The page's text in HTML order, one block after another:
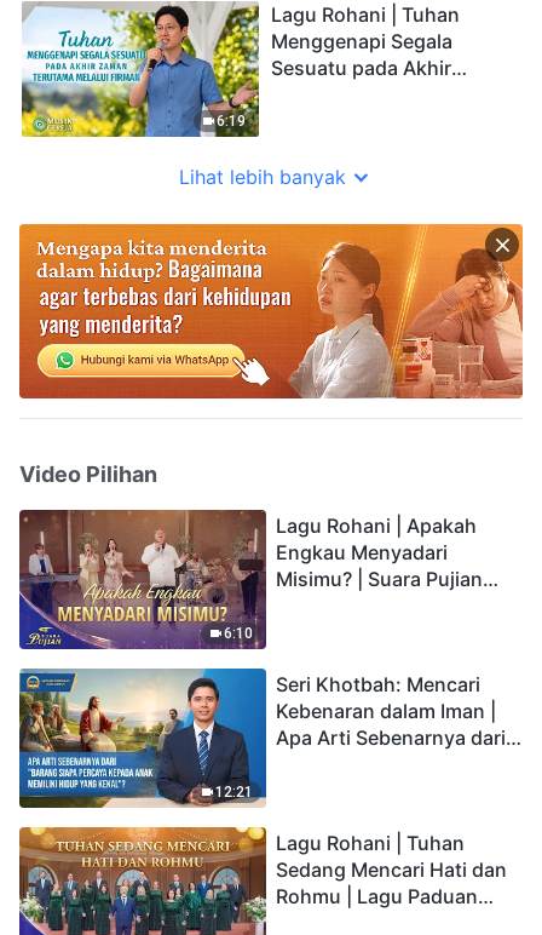
6:19
Lagu Rohani | Tuhan
Menggenapi Segala
Sesuatu pada Akhir
Lihat lebih banyak
Video Pilihan
6:10
Lagu Rohani | Apakah
Engkau Menyadari
Misimu? | Suara Pujian
12:21
Seri Khotbah: Mencari
Kebenaran dalam Iman |
Apa Arti Sebenarnya dari
Lagu Rohani | Tuhan
Sedang Mencari Hati dan
Rohmu | Lagu Paduan